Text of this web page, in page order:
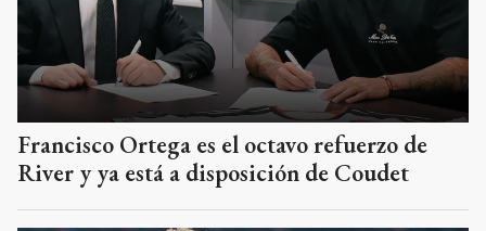
Francisco Ortega es el octavo refuerzo de
River y ya está a disposición de Coudet